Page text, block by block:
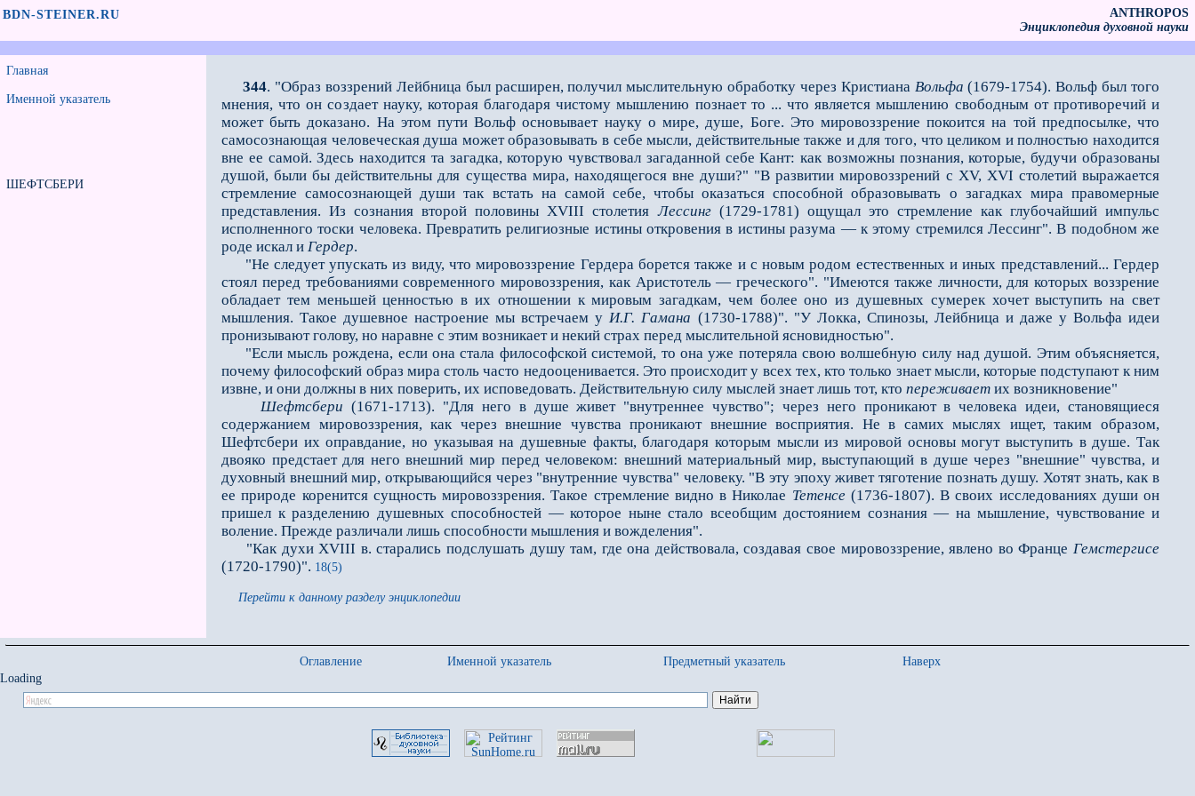
BDN-STEINER.RU
ANTHROPOS
Энциклопедия духовной науки
Главная
Именной указатель
ШЕФТСБЕРИ
344. "Образ воззрений Лейбница был расширен, получил мыслительную обработку через Кристиана Вольфа (1679-1754). Вольф был того
мнения, что он создает науку, которая благодаря чистому мышлению познает то ... что является мышлению свободным от противоречий и
может быть доказано. На этом пути Вольф основывает науку о мире, душе, Боге. Это мировоззрение покоится на той предпосылке, что
самосознающая человеческая душа может образовывать в себе мысли, действительные также и для того, что целиком и полностью находится
вне ее самой. Здесь находится та загадка, которую чувствовал загаданной себе Кант: как возможны познания, которые, будучи образованы
душой, были бы действительны для существа мира, находящегося вне души?" "В развитии мировоззрений с ХV, ХVI столетий выражается
стремление самосознающей души так встать на самой себе, чтобы оказаться способной образовывать о загадках мира правомерные
представления. Из сознания второй половины ХVIII столетияЛессинг(1729-1781) ощущал это стремление как глубочайший импульс
исполненного тоски человека. Превратить религиозные истины откровения в истины разума — к этому стремился Лессинг". В подобном же
роде искал и Гердер.
"Не следует упускать из виду, что мировоззрение Гердера борется также и с новым родом естественных и иных представлений... Гердер
стоял перед требованиями современного мировоззрения, как Аристотель — греческого". "Имеются также личности, для которых воззрение
обладает тем меньшей ценностью в их отношении к мировым загадкам, чем более оно из душевных сумерек хочет выступить на свет
мышления. Такое душевное настроение мы встречаем уИ.Г. Гамана (1730-1788)". "У Локка, Спинозы, Лейбница и даже у Вольфа идеи
пронизывают голову, но наравне с этим возникает и некий страх перед мыслительной ясновидностью".
"Если мысль рождена, если она стала философской системой, то она уже потеряла свою волшебную силу над душой. Этим объясняется,
почему философский образ мира столь часто недооценивается. Это происходит у всех тех, кто только знает мысли, которые подступают к ним
извне, и они должны в них поверить, их исповедовать. Действительную силу мыслей знает лишь тот, кто переживает их возникновение"
Шефтсбери (1671-1713). "Для него в душе живет "внутреннее чувство"; через него проникают в человека идеи, становящиеся
содержанием мировоззрения, как через внешние чувства проникают внешние восприятия. Не в самих мыслях ищет, таким образом,
Шефтсбери их оправдание, но указывая на душевные факты, благодаря которым мысли из мировой основы могут выступить в душе. Так
двояко предстает для него внешний мир перед человеком: внешний материальный мир, выступающий в душе через "внешние" чувства, и
духовный внешний мир, открывающийся через "внутренние чувства" человеку. "В эту эпоху живет тяготение познать душу. Хотят знать, как в
ее природе коренится сущность мировоззрения. Такое стремление видно в Николае Тетенсе (1736-1807). В своих исследованиях души он
пришел к разделению душевных способностей — которое ныне стало всеобщим достоянием сознания — на мышление, чувствование и
воление. Прежде различали лишь способности мышления и вожделения".
"Как духи ХVIII в. старались подслушать душу там, где она действовала, создавая свое мировоззрение, явлено во Франце Гемстергисе
(1720-1790)". 18(5)
Перейти к данному разделу энциклопедии
Оглавление Именной указатель Предметный указатель
Наверх
Loading